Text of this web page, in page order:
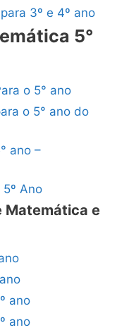
3º e 4º ano
5°
o 5° ano
o 5° ano do
ano –
Ano
Matemática e
ano
ano